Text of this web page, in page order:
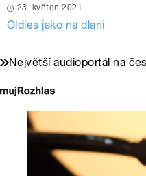
23. květen 2021
Oldies jako na dlani
Největší audioportál na